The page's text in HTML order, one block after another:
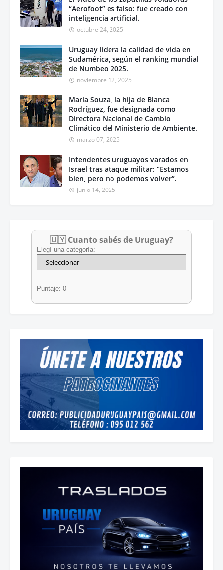
“Aerofoot” es falso: fue creado con
inteligencia artificial.
octubre 24, 2025
Uruguay lidera la calidad de vida en
Sudamérica, según el ranking mundial
de Numbeo 2025.
noviembre 12, 2025
María Souza, la hija de Blanca
Rodríguez, fue designada como
Directora Nacional de Cambio
Climático del Ministerio de Ambiente.
marzo 07, 2025
Intendentes uruguayos varados en
Israel tras ataque militar: “Estamos
bien, pero no podemos volver”.
junio 14, 2025
🇺🇾 Cuanto sabés de Uruguay?
Elegí una categoría:
Puntaje: 0